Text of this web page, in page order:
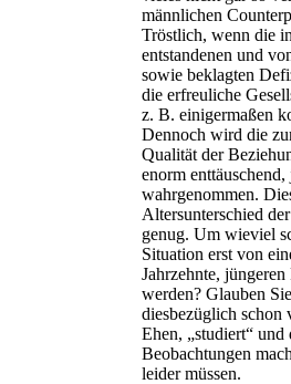
männlichen
Tröstlich, wenn die
entstandenen und
sowie beklagten
die erfreuliche
z. B. einigermaßen
Dennoch wird die
Qualität der
enorm
wahrgenommen.
Altersunterschied
genug. Um wieviel
Situation erst von
Jahrzehnte,
werden? Glauben
diesbezüglich schon
Ehen, „studiert“
Beobachtungen
leider müssen.